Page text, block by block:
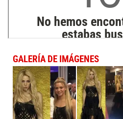
GALERÍA DE IMÁGENES